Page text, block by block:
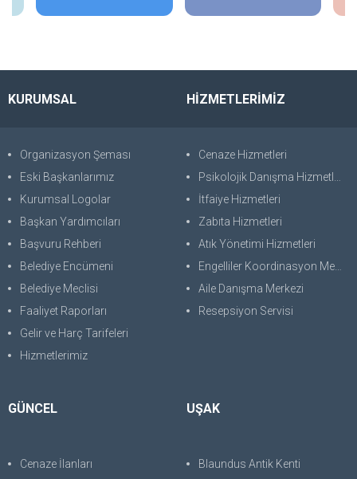
KURUMSAL
Organizasyon Şeması
Eski Başkanlarımız
Kurumsal Logolar
Başkan Yardımcıları
Başvuru Rehberi
Belediye Encümeni
Belediye Meclisi
Faaliyet Raporları
Gelir ve Harç Tarifeleri
Hizmetlerimiz
HİZMETLERİMİZ
Cenaze Hizmetleri
Psikolojik Danışma Hizmetleri
İtfaiye Hizmetleri
Zabıta Hizmetleri
Atık Yönetimi Hizmetleri
Engelliler Koordinasyon Merkezi
Aile Danışma Merkezi
Resepsiyon Servisi
GÜNCEL
Cenaze İlanları
UŞAK
Blaundus Antik Kenti